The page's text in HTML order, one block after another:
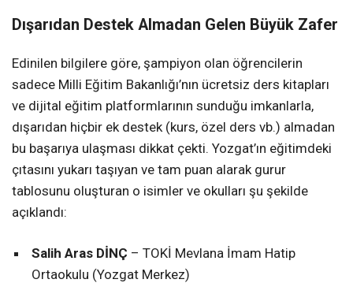
Dışarıdan Destek Almadan Gelen Büyük Zafer
Edinilen bilgilere göre, şampiyon olan öğrencilerin
sadece Milli Eğitim Bakanlığı’nın ücretsiz ders kitapları
ve dijital eğitim platformlarının sunduğu imkanlarla,
dışarıdan hiçbir ek destek (kurs, özel ders vb.) almadan
bu başarıya ulaşması dikkat çekti. Yozgat’ın eğitimdeki
çıtasını yukarı taşıyan ve tam puan alarak gurur
tablosunu oluşturan o isimler ve okulları şu şekilde
açıklandı:
Salih Aras DİNÇ – TOKİ Mevlana İmam Hatip
Ortaokulu (Yozgat Merkez)